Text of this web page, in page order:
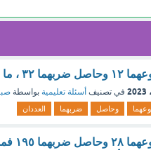
؟ [تم الحل]
في تصنيف أسئلة تعليمية بواسطة
وحاصل ضربهما العددان